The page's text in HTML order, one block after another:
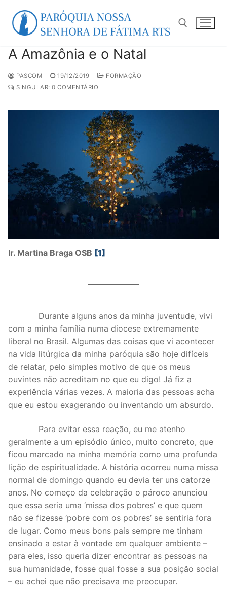
para
A Amazônia e o Natal
PASCOM 19/12/2019
FORMAÇÃO
SINGULAR: 0 COMENTÁRIO
Ir. Martina Braga OSB [1]
Durante alguns anos da minha juventude, vivi
com a minha família numa diocese extremamente
liberal no Brasil. Algumas das coisas que vi acontecer
na vida litúrgica da minha paróquia são hoje difíceis
de relatar, pelo simples motivo de que os meus
ouvintes não acreditam no que eu digo! Já fiz a
experiência várias vezes. A maioria das pessoas acha
que eu estou exagerando ou inventando um absurdo.
Para evitar essa reação, eu me atenho
geralmente a um episódio único, muito concreto, que
ficou marcado na minha memória como uma profunda
lição de espiritualidade. A história ocorreu numa missa
normal de domingo quando eu devia ter uns catorze
anos. No começo da celebração o pároco anunciou
que essa seria uma ‘missa dos pobres’ e que quem
não se fizesse ‘pobre com os pobres’ se sentiria fora
de lugar. Como meus bons pais sempre me tinham
ensinado a estar à vontade em qualquer ambiente –
para eles, isso queria dizer encontrar as pessoas na
sua humanidade, fosse qual fosse a sua posição social
– eu achei que não precisava me preocupar.